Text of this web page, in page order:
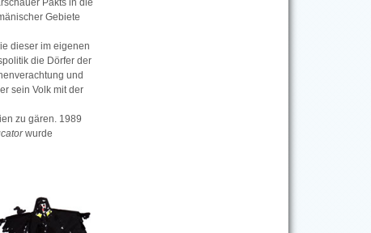
Pakts in die
Gebiete
dieser im eigenen
die Dörfer der
und
sein Volk mit der
zu gären. 1989
wurde